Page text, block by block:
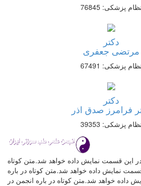
نظام پزشکی: 76845
دکتر
مرتضی جعفری
نظام پزشکی: 67491
دکتر
فرامرز صدق اذر
نظام پزشکی: 39353
در این قسمت نمایش داده خواهد شد.متن کوتاه
نمایش داده خواهد شد.متن کوتاه در باره
داده خواهد شد.متن کوتاه در باره انجمن در